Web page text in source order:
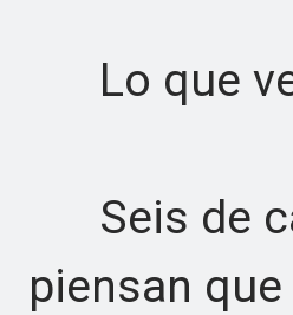
Lo que
Seis de
piensan